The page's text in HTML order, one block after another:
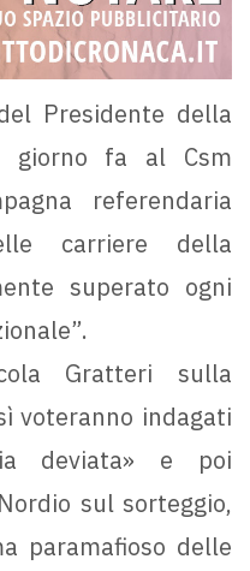
Presidente della
giorno fa al Csm
referendaria
carriere della
superato ogni
Gratteri sulla
voteranno indagati
deviata» e poi
sul sorteggio,
paramafioso delle